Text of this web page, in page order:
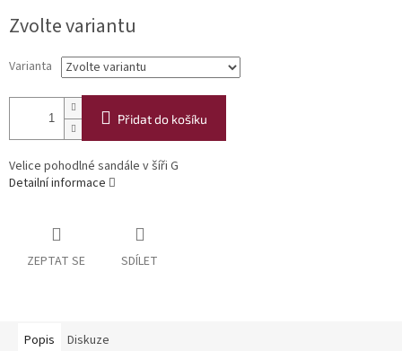
cena:
Zvolte variantu
Varianta
Přidat do košíku
Velice pohodlné sandále v šíři G
Detailní informace
ZEPTAT SE SDÍLET
Popis Diskuze